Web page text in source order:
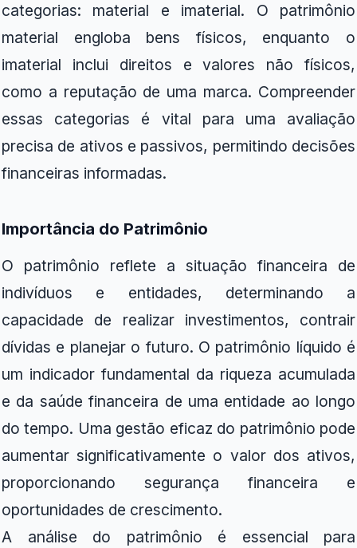
categorias: material e imaterial. O patrimônio
material engloba bens físicos, enquanto o
imaterial inclui direitos e valores não físicos,
como a reputação de uma marca. Compreender
essas categorias é vital para uma avaliação
precisa de ativos e passivos, permitindo decisões
financeiras informadas.
Importância do Patrimônio
O patrimônio reflete a situação financeira de
indivíduos e entidades, determinando a
capacidade de realizar investimentos, contrair
dívidas e planejar o futuro. O patrimônio líquido é
um indicador fundamental da riqueza acumulada
e da saúde financeira de uma entidade ao longo
do tempo. Uma gestão eficaz do patrimônio pode
aumentar significativamente o valor dos ativos,
proporcionando segurança financeira e
oportunidades de crescimento.
A análise do patrimônio é essencial para